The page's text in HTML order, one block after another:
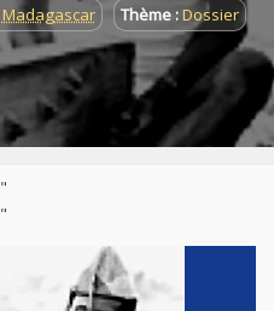
Madagascar Thème :Dossier
"
"